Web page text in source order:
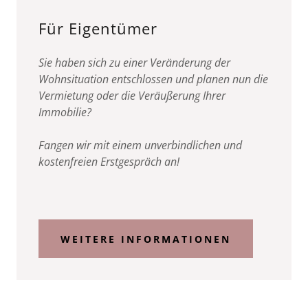
Für Eigentümer
Sie haben sich zu einer Veränderung der
Wohnsituation entschlossen und planen nun die
Vermietung oder die Veräußerung Ihrer
Immobilie?
Fangen wir mit einem unverbindlichen und
kostenfreien Erstgespräch an!
WEITERE INFORMATIONEN